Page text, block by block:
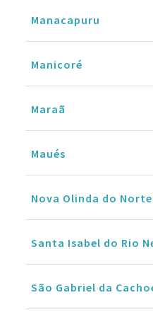
Manacapuru
Manicoré
Maraã
Maués
Nova Olinda do Norte
Santa Isabel do Rio
São Gabriel da